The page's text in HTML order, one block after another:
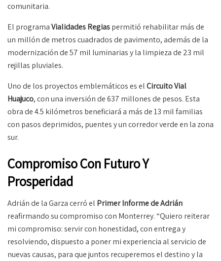
comunitaria.
El programaVialidades Regiaspermitió rehabilitar más de
un millón de metros cuadrados de pavimento, además de la
modernización de 57 mil luminarias y la limpieza de 23 mil
rejillas pluviales.
Uno de los proyectos emblemáticos es elCircuito Vial
Huajuco, con una inversión de 637 millones de pesos. Esta
obra de 4.5 kilómetros beneficiará a más de 13 mil familias
con pasos deprimidos, puentes y un corredor verde en la zona
sur.
Compromiso Con Futuro Y
Prosperidad
Adrián de la Garza cerró el Primer Informe de Adrián
reafirmando su compromiso con Monterrey. “Quiero reiterar
mi compromiso: servir con honestidad, con entrega y
resolviendo, dispuesto a poner mi experiencia al servicio de
nuevas causas, para que juntos recuperemos el destino y la